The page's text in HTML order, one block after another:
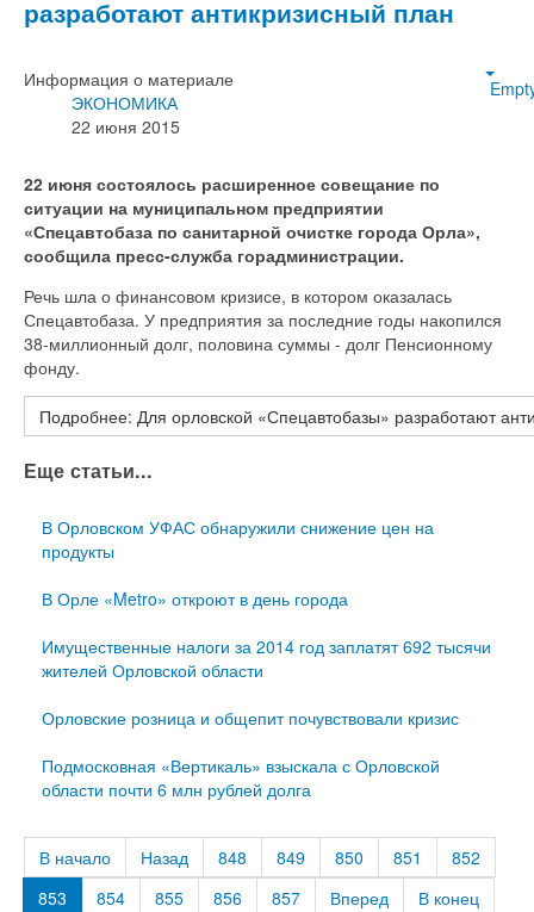
разработают антикризисный план
Информация о материале
ЭКОНОМИКА
22 июня 2015
22 июня состоялось расширенное совещание по
ситуации на муниципальном предприятии
«Спецавтобаза по санитарной очистке города Орла»,
сообщила пресс-служба горадминистрации.
Речь шла о финансовом кризисе, в котором оказалась
Спецавтобаза. У предприятия за последние годы накопился
38-миллионный долг, половина суммы - долг Пенсионному
фонду.
Подробнее: Для орловской «Спецавтобазы» разработают
Еще статьи...
В Орловском УФАС обнаружили снижение цен на
продукты
В Орле «Metro» откроют в день города
Имущественные налоги за 2014 год заплатят 692 тысячи
жителей Орловской области
Орловские розница и общепит почувствовали кризис
Подмосковная «Вертикаль» взыскала с Орловской
области почти 6 млн рублей долга
В начало Назад 848 849 850 851
852
853
854 855 856 857 Вперед В конец